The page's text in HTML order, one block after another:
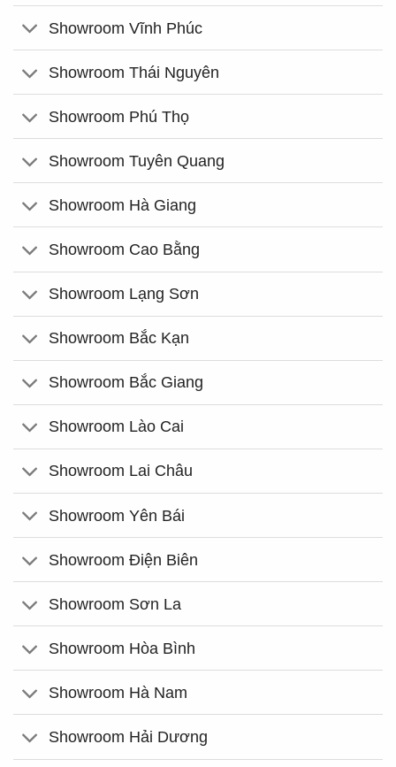
Showroom Vĩnh Phúc
Showroom Thái Nguyên
Showroom Phú Thọ
Showroom Tuyên Quang
Showroom Hà Giang
Showroom Cao Bằng
Showroom Lạng Sơn
Showroom Bắc Kạn
Showroom Bắc Giang
Showroom Lào Cai
Showroom Lai Châu
Showroom Yên Bái
Showroom Điện Biên
Showroom Sơn La
Showroom Hòa Bình
Showroom Hà Nam
Showroom Hải Dương